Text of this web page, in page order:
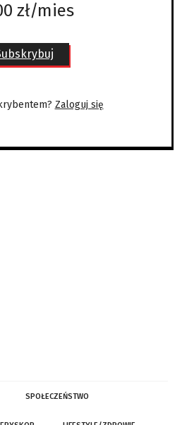
zł/mies
Zaloguj się
SPOŁECZEŃSTWO